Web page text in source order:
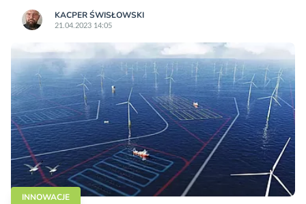
KACPER ŚWISŁO­WSKI
21.04.2023 14:05
INNOWACJE